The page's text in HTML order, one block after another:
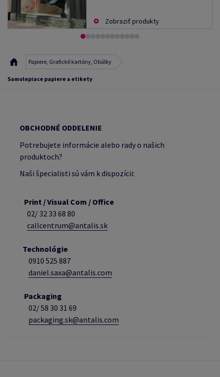
Zobraziť produkty
Papiere, Grafické kartóny, Obálky
Samolepiace papiere a etikety
OBCHODNÉ ODDELENIE
Potrebujete informácie alebo rady o našich
produktoch?
Naši špecialisti sú vám k dispozícii:
Print / Visual Com / Office
02/ 32 33 68 80
callcentrum@antalis.sk
Technológie
0910 525 887
daniel.saxa@antalis.com
Packaging
02/58 30 31 69
packaging.sk@antalis.com